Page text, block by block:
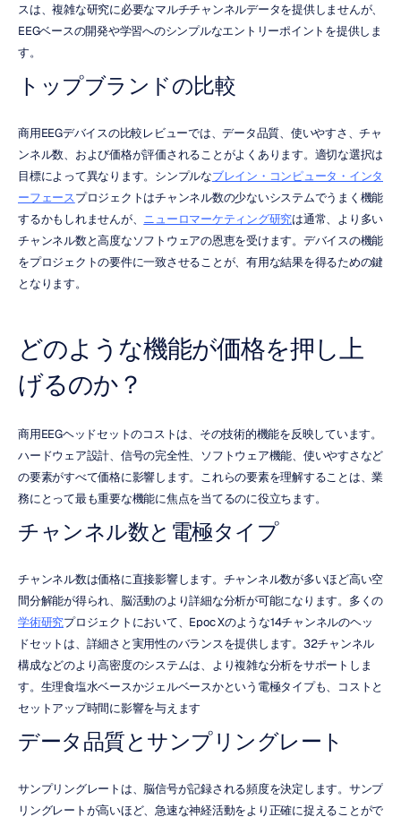
スは、複雑な研究に必要なマルチチャンネルデータを提供しませんが、
EEGベースの開発や学習へのシンプルなエントリーポイントを提供しま
す。
トップブランドの比較
商用EEGデバイスの比較レビューでは、データ品質、使いやすさ、チャ
ンネル数、および価格が評価されることがよくあります。適切な選択は
目標によって異なります。シンプルなブレイン・コンピュータ・インタ
ーフェースプロジェクトはチャンネル数の少ないシステムでうまく機能
するかもしれませんが、 ニューロマーケティング研究は通常、より多い
チャンネル数と高度なソフトウェアの恩恵を受けます。デバイスの機能
をプロジェクトの要件に一致させることが、有用な結果を得るための鍵
となります。
どのような機能が価格を押し上
げるのか？
商用EEGヘッドセットのコストは、その技術的機能を反映しています。
ハードウェア設計、信号の完全性、ソフトウェア機能、使いやすさなど
の要素がすべて価格に影響します。これらの要素を理解することは、業
務にとって最も重要な機能に焦点を当てるのに役立ちます。
チャンネル数と電極タイプ
チャンネル数は価格に直接影響します。チャンネル数が多いほど高い空
間分解能が得られ、脳活動のより詳細な分析が可能になります。多くの
学術研究プロジェクトにおいて、Epoc Xのような14チャンネルのヘッ
ドセットは、詳細さと実用性のバランスを提供します。32チャンネル
構成などのより高密度のシステムは、より複雑な分析をサポートしま
す。生理食塩水ベースかジェルベースかという電極タイプも、コストと
セットアップ時間に影響を与えます
データ品質とサンプリングレート
サンプリングレートは、脳信号が記録される頻度を決定します。サンプ
リングレートが高いほど、急速な神経活動をより正確に捉えることがで